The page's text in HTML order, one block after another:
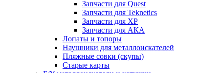
Запчасти для Quest
Запчасти для Teknetics
Запчасти для XP
Запчасти для АКА
Лопаты и топоры
Наушники для металлоискателей
Пляжные совки (скупы)
Старые карты